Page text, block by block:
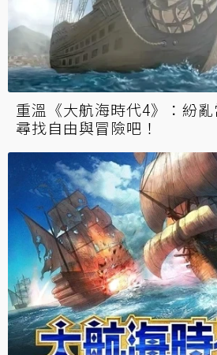
重溫《大航海時代4》：紛
尋找自由與冒險吧！